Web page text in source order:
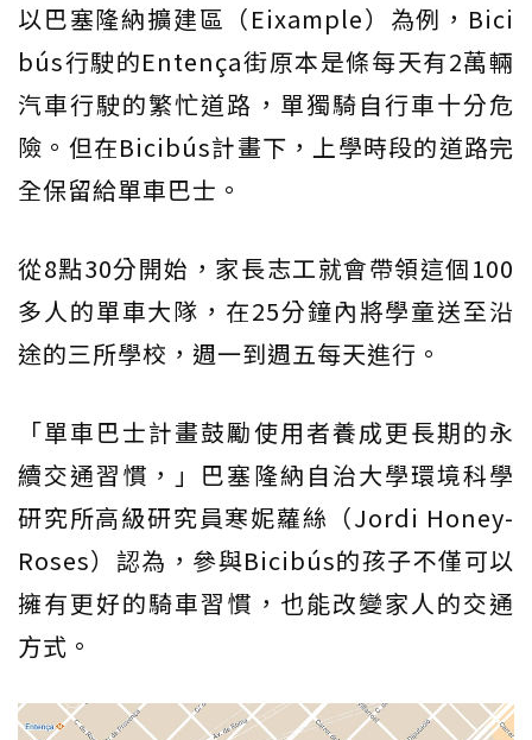
以巴塞隆納擴建區（Eixample）為例，Bici
bús行駛的Entença街原本是條每天有2萬輛
汽車行駛的繁忙道路，單獨騎自行車十分危
險。但在Bicibús計畫下，上學時段的道路完
全保留給單車巴士。
從8點30分開始，家長志工就會帶領這個100
多人的單車大隊，在25分鐘內將學童送至沿
途的三所學校，週一到週五每天進行。
「單車巴士計畫鼓勵使用者養成更長期的永
續交通習慣，」巴塞隆納自治大學環境科學
研究所高級研究員寒妮蘿絲（Jordi Honey-
Roses）認為，參與Bicibús的孩子不僅可以
擁有更好的騎車習慣，也能改變家人的交通
方式。